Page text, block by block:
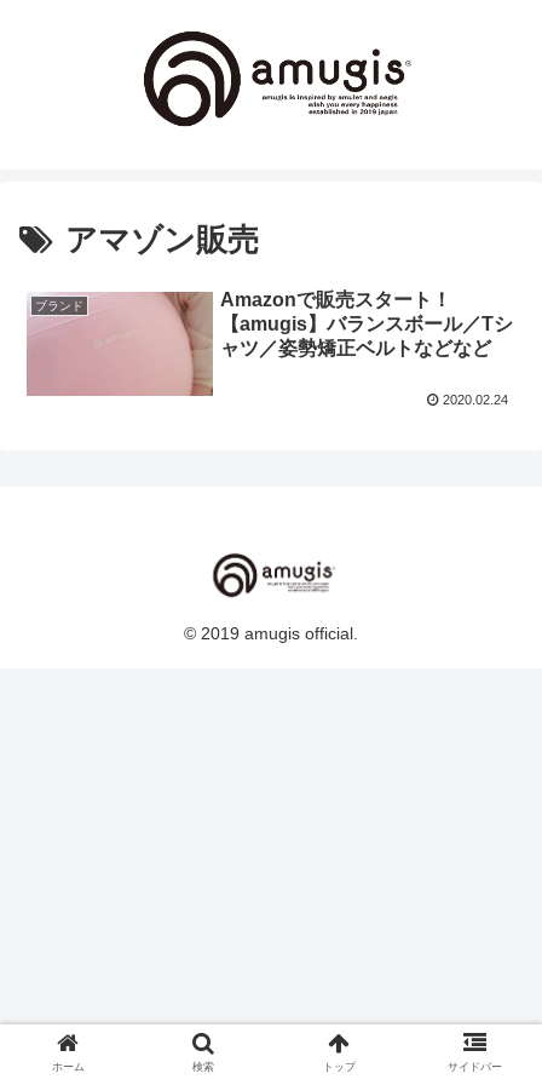
アマゾン販売
ブランド
Amazonで販売スタート！
【amugis】バランスボール／Tシ
ャツ／姿勢矯正ベルトなどなど
2020.02.24
© 2019 amugis official.
ホーム 検索 トップ サイドバー